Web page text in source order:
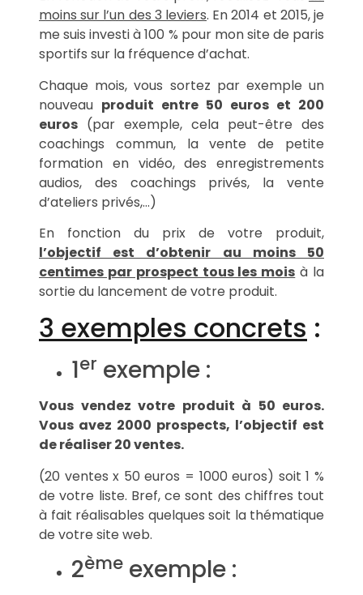
moins sur l’un des 3 leviers. En 2014 et 2015, je
me suis investi à 100 % pour mon site de paris
sportifs sur la fréquence d’achat.
Chaque mois, vous sortez par exemple un
nouveau produit entre 50 euros et 200
euros (par exemple, cela peut-être des
coachings commun, la vente de petite
formation en vidéo, des enregistrements
audios, des coachings privés, la vente
d’ateliers privés,…)
En fonction du prix de votre produit,
l’objectif est d’obtenir au moins 50
centimes par prospect tous les mois à la
sortie du lancement de votre produit.
3 exemples concrets :
1er exemple :
Vous vendez votre produit à 50 euros.
Vous avez 2000 prospects, l’objectif est
de réaliser 20 ventes.
(20 ventes x 50 euros = 1000 euros) soit 1 %
de votre liste. Bref, ce sont des chiffres tout
à fait réalisables quelques soit la thématique
de votre site web.
2ème exemple :